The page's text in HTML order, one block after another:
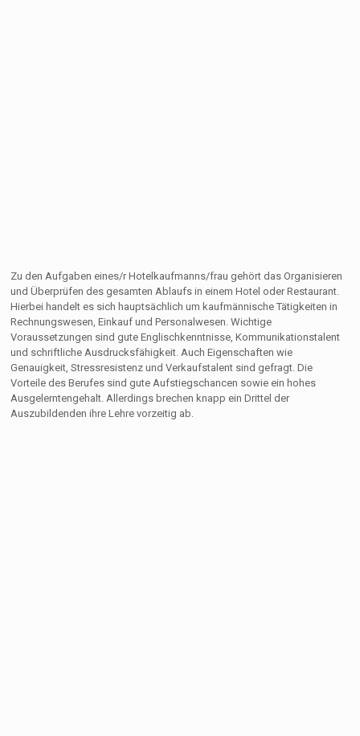
Zu den Aufgaben eines/r Hotelkaufmanns/frau gehört das Organisieren
und Überprüfen des gesamten Ablaufs in einem Hotel oder Restaurant.
Hierbei handelt es sich hauptsächlich um kaufmännische Tätigkeiten in
Rechnungswesen, Einkauf und Personalwesen. Wichtige
Voraussetzungen sind gute Englischkenntnisse, Kommunikationstalent
und schriftliche Ausdrucksfähigkeit. Auch Eigenschaften wie
Genauigkeit, Stressresistenz und Verkaufstalent sind gefragt. Die
Vorteile des Berufes sind gute Aufstiegschancen sowie ein hohes
Ausgelerntengehalt. Allerdings brechen knapp ein Drittel der
Auszubildenden ihre Lehre vorzeitig ab.